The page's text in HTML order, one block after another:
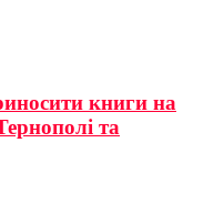
книги на
та